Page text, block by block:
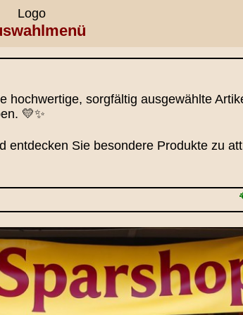
sorgfältig ausgewählte
💛✨
Sie besondere Produkte zu